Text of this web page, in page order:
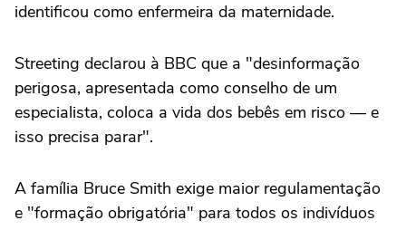
identificou como enfermeira da maternidade.
Streeting declarou à BBC que a "desinformação
perigosa, apresentada como conselho de um
especialista, coloca a vida dos bebês em risco — e
isso precisa parar".
A família Bruce Smith exige maior regulamentação
e "formação obrigatória" para todos os indivíduos